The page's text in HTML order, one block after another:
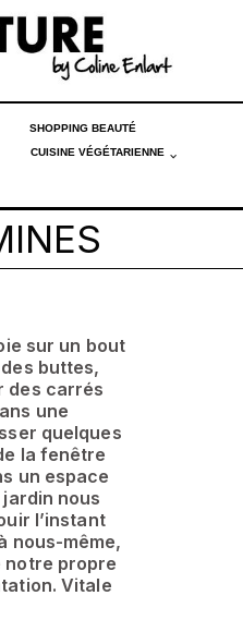
SHOPPING BEAUTÉ
CUISINE VÉGÉTARIENNE
sur un bout
buttes,
des carrés
une
quelques
la fenêtre
un espace
nous
l’instant
nous-même,
notre propre
Vitale